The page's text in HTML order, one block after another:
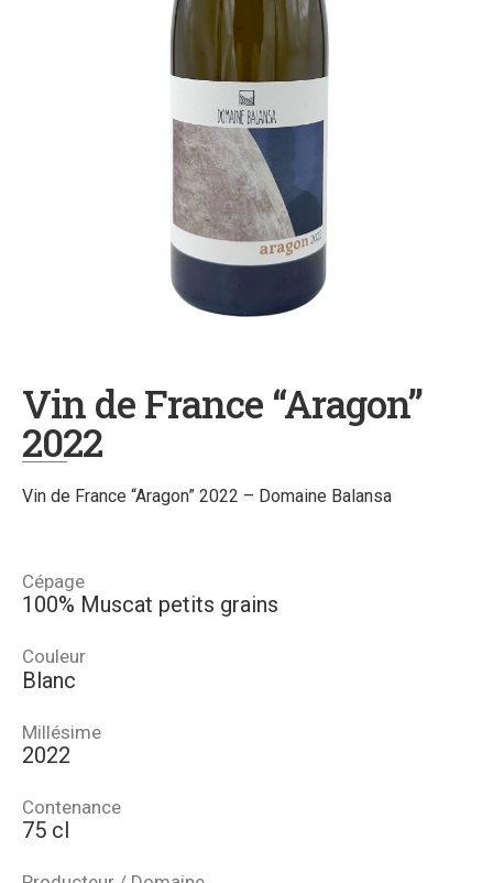
Vin de France “Aragon”
2022
Vin de France “Aragon” 2022 – Domaine Balansa
Cépage
100% Muscat petits grains
Couleur
Blanc
Millésime
2022
Contenance
75 cl